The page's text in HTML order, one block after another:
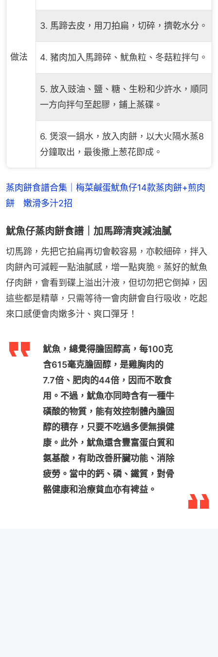
做法
3. 馬蹄去皮，用刀拍扁，切碎，擠乾水分。
4. 豬肉加入馬蹄碎、魷魚粒、冬菇粒拌勻。
5. 放入豉油、鹽、糖、生粉和少許水，順同
一方向拌勻至起膠，鋪上蒸碟。
6. 煲滾一鍋水，放入肉餅，以大火隔水蒸8
分鐘取出，最後撒上葱花即成。
蒸肉餅食譜合集｜梅菜鹹蛋魷魚仔14款蒸肉餅+煎肉
餅　嫩滑多汁2招
魷魚仔蒸肉餅食譜｜加馬蹄清爽減油膩
切馬蹄，先把它拍扁再切會較容易，亦較細碎，拌入
肉餅內可減輕一點油膩感，增一點爽脆。蒸好的魷魚
仔肉餅，會看到碟上溢出汁液，但切勿把它倒掉，因
這些都是精華，只需等待一會肉餅會自行吸收，吃起
來口感便會肉嫩多汁、爽口彈牙！
魷魚，總覺得膽固醇高，每100克
含615毫克膽固醇，是雞胸肉的
7.7倍、肥肉的44倍，因而不敢食
用。不過，魷魚亦同時含有一種牛
磺酸的物質，能有效控制體內膽固
醇的積存，只要不吃過多便無損健
康。此外，魷魚還含豐富蛋白質和
氨基酸，有助改善肝臟功能、消除
疲勞。當中的鈣、磷、鐵質，對骨
骼健康和治療貧血亦有裨益。